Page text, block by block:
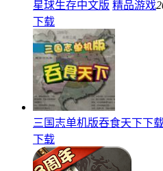
星球生存中文版 精品游戏
下载
三国志单机版吞食天下下
下载